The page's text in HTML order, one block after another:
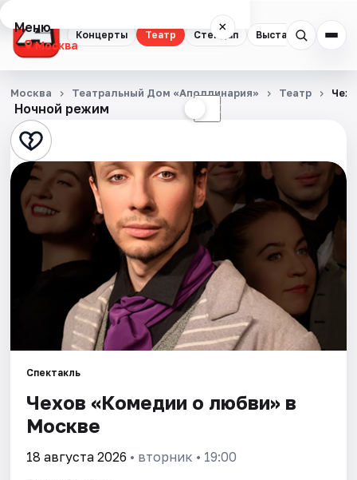
Концерты Театр Стендап Выставки
Меню ×
Москва
Концерты
Театр
Стендап
Выставки
Квесты
Экскурсии
События
Города
Площадки
Ночной режим ☾
Москва Театральный Дом «Аполлинария» Театр
Спектакль
Чехов «Комедии о любви» в
Москве
18 августа 2026 • вторник • 19:00